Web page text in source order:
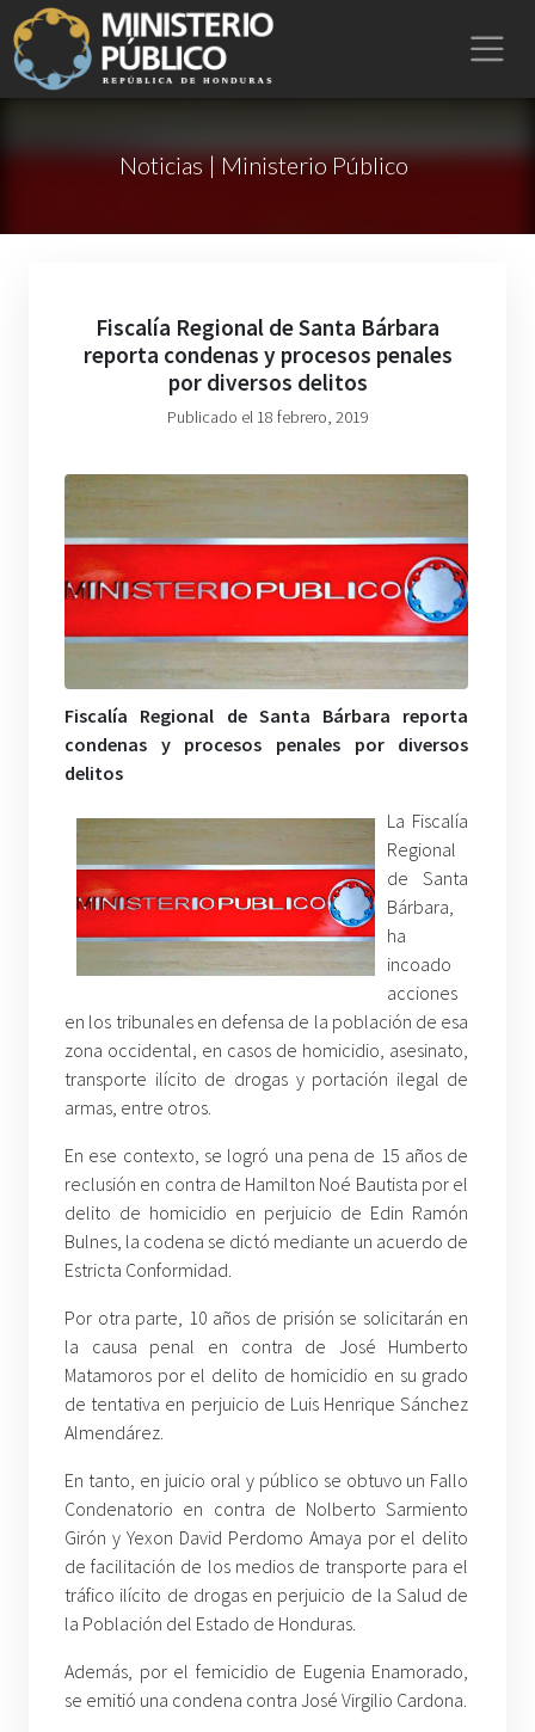
Noticias | Ministerio Público
Fiscalía Regional de Santa Bárbara
reporta condenas y procesos penales
por diversos delitos
Publicado el 18 febrero, 2019
Fiscalía Regional de Santa Bárbara reporta
condenas y procesos penales por diversos
delitos
La Fiscalía
Regional
de Santa
Bárbara,
ha
incoado
acciones
en los tribunales en defensa de la población de esa
zona occidental, en casos de homicidio, asesinato,
transporte ilícito de drogas y portación ilegal de
armas, entre otros.
En ese contexto, se logró una pena de 15 años de
reclusión en contra de Hamilton Noé Bautista por el
delito de homicidio en perjuicio de Edin Ramón
Bulnes, la codena se dictó mediante un acuerdo de
Estricta Conformidad.
Por otra parte, 10 años de prisión se solicitarán en
la causa penal en contra de José Humberto
Matamoros por el delito de homicidio en su grado
de tentativa en perjuicio de Luis Henrique Sánchez
Almendárez.
En tanto, en juicio oral y público se obtuvo un Fallo
Condenatorio en contra de Nolberto Sarmiento
Girón y Yexon David Perdomo Amaya por el delito
de facilitación de los medios de transporte para el
tráfico ilícito de drogas en perjuicio de la Salud de
la Población del Estado de Honduras.
Además, por el femicidio de Eugenia Enamorado,
se emitió una condena contra José Virgilio Cardona.